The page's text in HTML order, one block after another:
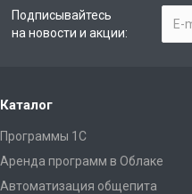
Подписывайтесь
на новости и акции:
Каталог
Программы 1С
Аренда программ в Облаке
Автоматизация общепита